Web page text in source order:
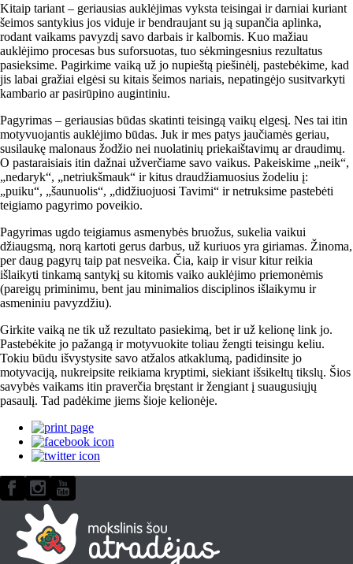
Kitaip tariant – geriausias auklėjimas vyksta teisingai ir darniai kuriant
šeimos santykius jos viduje ir bendraujant su ją supančia aplinka,
rodant vaikams pavyzdį savo darbais ir kalbomis. Kuo mažiau
auklėjimo procesas bus suforsuotas, tuo sėkmingesnius rezultatus
pasieksime. Pagirkime vaiką už jo nupieštą piešinėlį, pastebėkime, kad
jis labai gražiai elgėsi su kitais šeimos nariais, nepatingėjo susitvarkyti
kambario ar pasirūpino augintiniu.
Pagyrimas – geriausias būdas skatinti teisingą vaikų elgesį. Nes tai itin
motyvuojantis auklėjimo būdas. Juk ir mes patys jaučiamės geriau,
susilaukę malonaus žodžio nei nuolatinių priekaištavimų ar draudimų.
O pastaraisiais itin dažnai užverčiame savo vaikus. Pakeiskime „neik“,
„nedaryk“, „netriukšmauk“ ir kitus draudžiamuosius žodeliu į:
„puiku“, „šaunuolis“, „didžiuojuosi Tavimi“ ir netruksime pastebėti
teigiamo pagyrimo poveikio.
Pagyrimas ugdo teigiamus asmenybės bruožus, sukelia vaikui
džiaugsmą, norą kartoti gerus darbus, už kuriuos yra giriamas. Žinoma,
per daug pagyrų taip pat nesveika. Čia, kaip ir visur kitur reikia
išlaikyti tinkamą santykį su kitomis vaiko auklėjimo priemonėmis
(pareigų priminimu, bent jau minimalios disciplinos išlaikymu ir
asmeniniu pavyzdžiu).
Girkite vaiką ne tik už rezultato pasiekimą, bet ir už kelionę link jo.
Pastebėkite jo pažangą ir motyvuokite toliau žengti teisingu keliu.
Tokiu būdu išvystysite savo atžalos atkaklumą, padidinsite jo
motyvaciją, nukreipsite reikiama kryptimi, siekiant išsikeltų tikslų. Šios
savybės vaikams itin praverčia bręstant ir žengiant į suaugusiųjų
pasaulį. Tad padėkime jiems šioje kelionėje.